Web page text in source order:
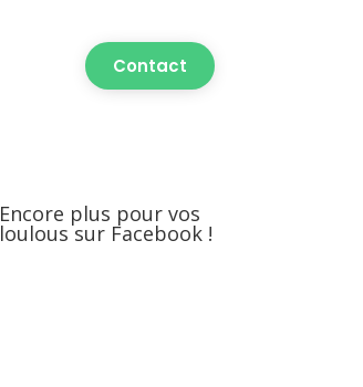
Contact
Encore plus pour vos
loulous sur Facebook !